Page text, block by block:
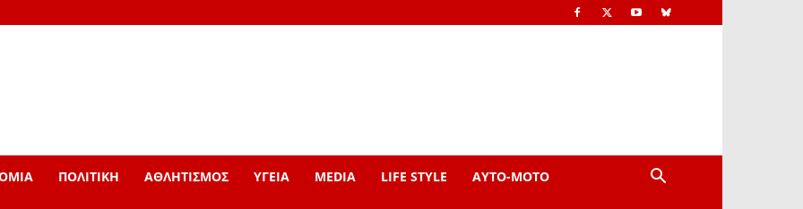
ΠΟΛΙΤΙΚΗ ΑΘΛΗΤΙΣΜΟΣ ΥΓΕΙΑ MEDIA LIFE STYLE AYTO-ΜOTO